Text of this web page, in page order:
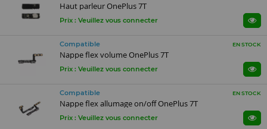
Haut parleur OnePlus 7T
Prix : Veuillez vous connecter
Compatible EN STOCK
Nappe flex volume OnePlus 7T
Prix : Veuillez vous connecter
Compatible EN STOCK
Nappe flex allumage on/off OnePlus 7T
Prix : Veuillez vous connecter